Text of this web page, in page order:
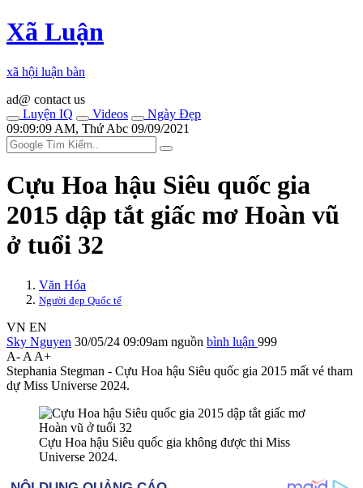
Xã Luận
xã hội luận bàn
ad@ contact us
Luyện IQ
Videos
Ngày Đẹp
09:09:09 AM, Thứ Abc 09/09/2021
Cựu Hoa hậu Siêu quốc gia
2015 dập tắt giấc mơ Hoàn vũ
ở tuổi 32
Văn Hóa
Người đẹp Quốc tế
VN EN
Sky Nguyen 30/05/24 09:09am nguồn bình luận 999
A- A A+
Stephania Stegman - Cựu Hoa hậu Siêu quốc gia 2015 mất vé tham
dự Miss Universe 2024.
Cựu Hoa hậu Siêu quốc gia không được thi Miss
Universe 2024.